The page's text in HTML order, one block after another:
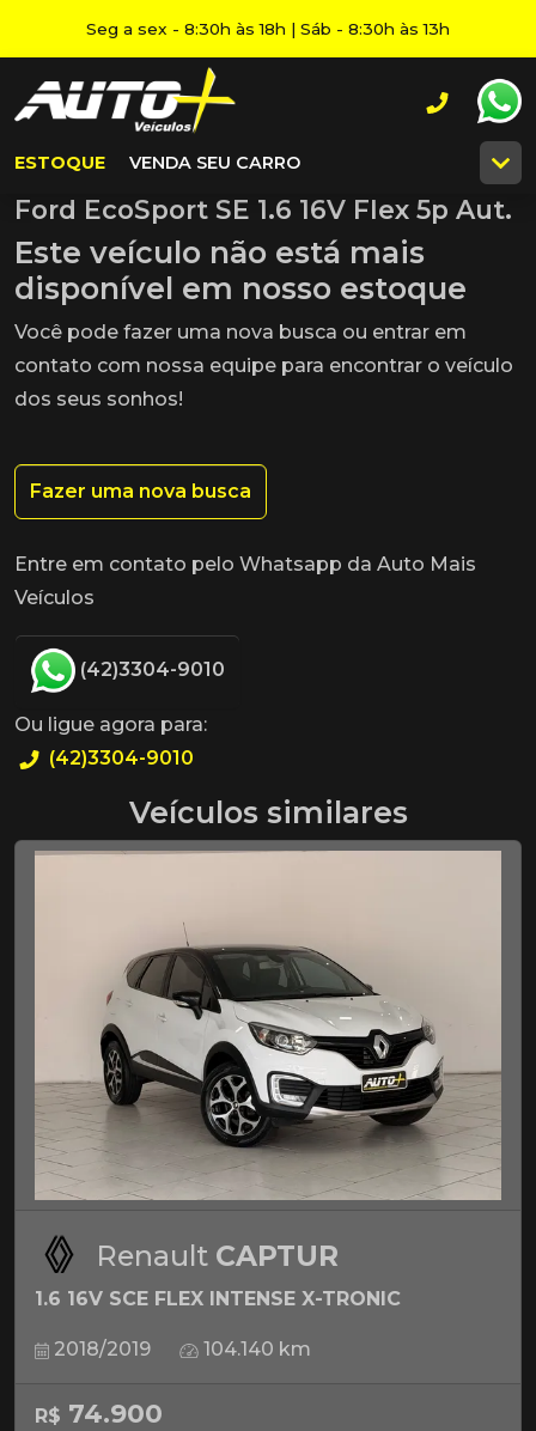
Seg a sex - 8:30h às 18h | Sáb - 8:30h às 13h
ESTOQUE VENDA SEU CARRO
Ford EcoSport SE 1.6 16V Flex 5p Aut.
Este veículo não está mais
disponível em nosso estoque
Você pode fazer uma nova busca ou entrar em
contato com nossa equipe para encontrar o veículo
dos seus sonhos!
Fazer uma nova busca
Entre em contato pelo Whatsapp da Auto Mais
Veículos
(42)3304-9010
Ou ligue agora para:
(42)3304-9010
Veículos similares
Renault CAPTUR
1.6 16V SCE FLEX INTENSE X-TRONIC
2018/2019 104.140 km
R$ 74.900